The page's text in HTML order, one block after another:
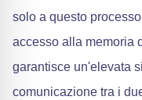
solo a questo
accesso alla memoria
garantisce un'elevata
comunicazione tra i